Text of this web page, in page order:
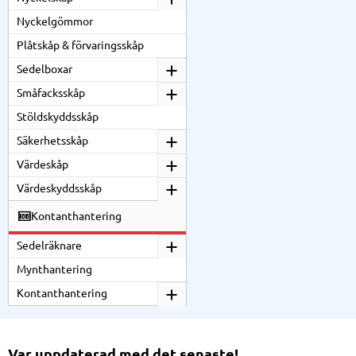
Nyckelgömmor
Plåtskåp & förvaringsskåp
Sedelboxar
Småfacksskåp
Stöldskyddsskåp
Säkerhetsskåp
Värdeskåp
Värdeskyddsskåp
Kontanthantering
Sedelräknare
Mynthantering
Kontanthantering